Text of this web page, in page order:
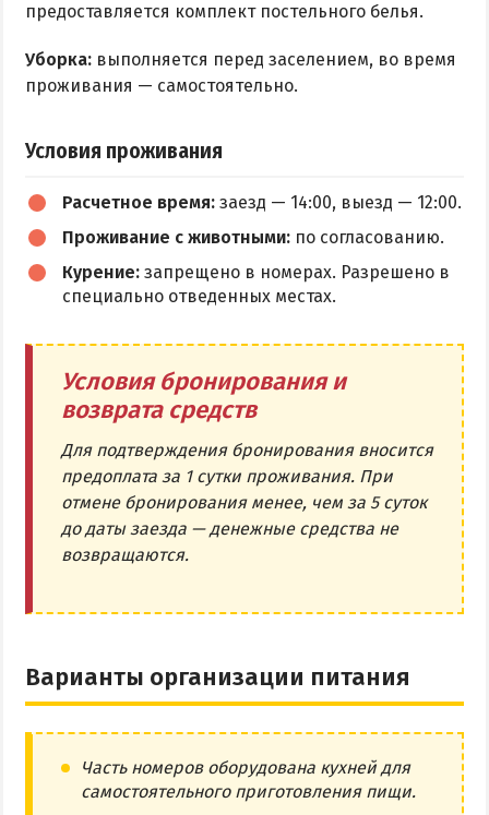
предоставляется комплект постельного белья.
Уборка: выполняется перед заселением, во время
проживания — самостоятельно.
Условия проживания
Расчетное время: заезд — 14:00, выезд — 12:00.
Проживание с животными: по согласованию.
Курение: запрещено в номерах. Разрешено в
специально отведенных местах.
Условия бронирования и
возврата средств
Для подтверждения бронирования вносится
предоплата за 1 сутки проживания. При
отмене бронирования менее, чем за 5 суток
до даты заезда — денежные средства не
возвращаются.
Варианты организации питания
Часть номеров оборудована кухней для
самостоятельного приготовления пищи.